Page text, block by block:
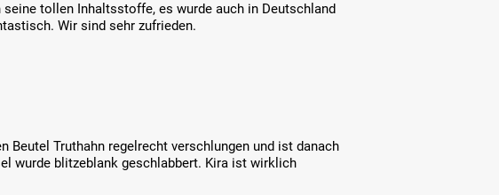
tollen Inhaltsstoffe, es wurde auch in Deutschland
Wir sind sehr zufrieden.
Beutel Truthahn regelrecht verschlungen und ist danach
wurde blitzeblank geschlabbert. Kira ist wirklich